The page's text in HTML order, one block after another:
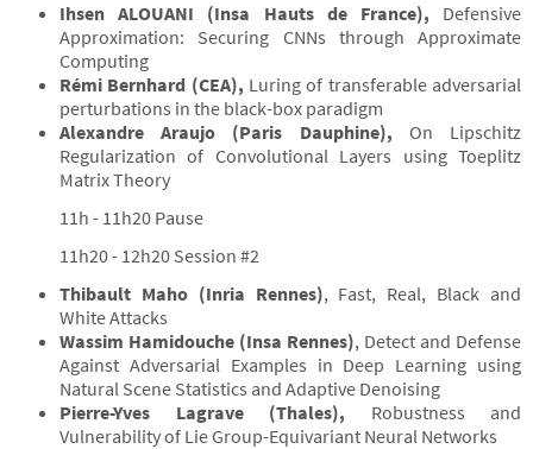
Ihsen ALOUANI (Insa Hauts de France), Defensive
Approximation: Securing CNNs through Approximate
Computing
Rémi Bernhard (CEA), Luring of transferable adversarial
perturbations in the black-box paradigm
Alexandre Araujo (Paris Dauphine), On Lipschitz
Regularization of Convolutional Layers using Toeplitz
Matrix Theory
11h - 11h20 Pause
11h20 - 12h20 Session #2
Thibault Maho (Inria Rennes), Fast, Real, Black and
White Attacks
Wassim Hamidouche (Insa Rennes), Detect and Defense
Against Adversarial Examples in Deep Learning using
Natural Scene Statistics and Adaptive Denoising
Pierre-Yves Lagrave (Thales), Robustness and
Vulnerability of Lie Group-Equivariant Neural Networks